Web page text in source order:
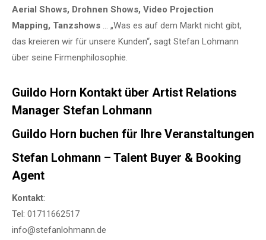
Aerial Shows, Drohnen Shows, Video Projection
Mapping, Tanzshows … „Was es auf dem Markt nicht gibt,
das kreieren wir für unsere Kunden“, sagt Stefan Lohmann
über seine Firmenphilosophie.
Guildo Horn Kontakt über Artist Relations
Manager Stefan Lohmann
Guildo Horn buchen für Ihre Veranstaltungen
Stefan Lohmann – Talent Buyer & Booking
Agent
Kontakt:
Tel: 01711662517
info@stefanlohmann.de